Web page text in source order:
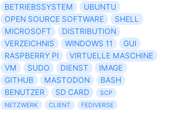
BETRIEBSSYSTEM
UBUNTU
OPEN SOURCE SOFTWARE
SHELL
MICROSOFT
DISTRIBUTION
VERZEICHNIS
WINDOWS 11
GUI
RASPBERRY PI
VIRTUELLE MASCHINE
VM
SUDO DIENST
IMAGE
GITHUB
MASTODON
BASH
BENUTZER
SD CARD
SCP
NETZWERK
CLIENT FEDIVERSE